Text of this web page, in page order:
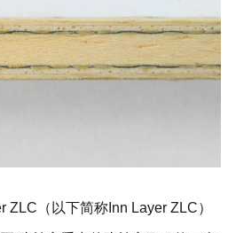
ZLC（以下简称Inn Layer ZLC）